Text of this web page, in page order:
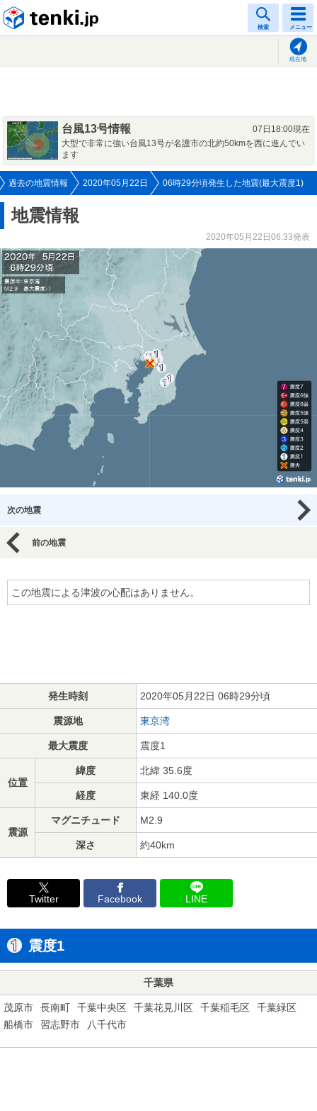
検索 メニュー
現在地
台風13号情報
07日18:00現在
大型で非常に強い台風13号が名護市の北約50kmを西に進んでい
ます
過去の地震情報 2020年05月22日 06時29分頃発生した地震(最大震度1)
地震情報
2020年05月22日06:33発表
次の地震
前の地震
この地震による津波の心配はありません。
発生時刻 2020年05月22日 06時29分頃
震源地 東京湾
最大震度 震度1
位置
緯度 北緯 35.6度
経度 東経 140.0度
震源
マグニチュード M2.9
深さ 約40km
Twitter Facebook LINE
震度1
千葉県
茂原市 長南町 千葉中央区 千葉花見川区 千葉稲毛区
千葉緑区
船橋市
習志野市 八千代市